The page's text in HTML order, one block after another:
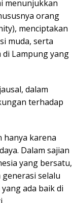
menunjukkan
orang
menciptakan
muda, serta
Lampung yang
dalam
terhadap
hanya karena
Dalam sajian
yang bersatu,
selalu
ada baik di